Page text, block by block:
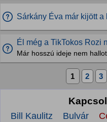
Sárkány Éva már kijött a
Él még a TikTokos Rozi
Már hosszú ideje nem
1 2 3
Bill Kaulitz Bulvár